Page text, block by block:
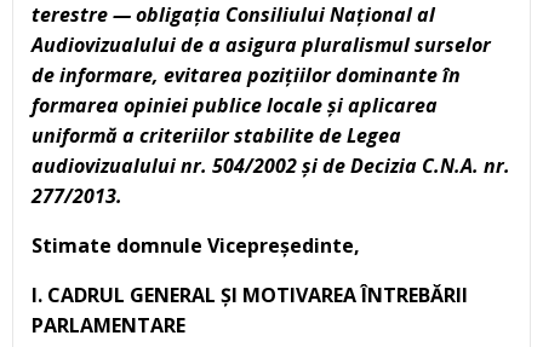
terestre — obligația Consiliului Național al
Audiovizualului de a asigura pluralismul surselor
de informare, evitarea pozițiilor dominante în
formarea opiniei publice locale și aplicarea
uniformă a criteriilor stabilite de Legea
audiovizualului nr. 504/2002 și de Decizia C.N.A. nr.
277/2013.
Stimate domnule Vicepreședinte,
I. CADRUL GENERAL ȘI MOTIVAREA ÎNTREBĂRII
PARLAMENTARE